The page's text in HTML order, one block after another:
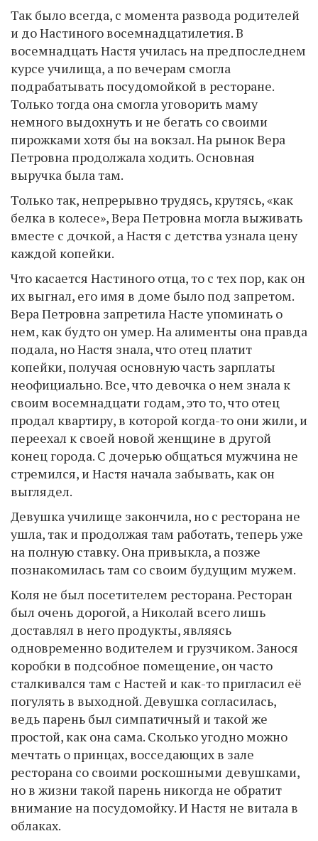
Так было всегда, с момента развода родителей
и до Настиного восемнадцатилетия. В
восемнадцать Настя училась на предпоследнем
курсе училища, а по вечерам смогла
подрабатывать посудомойкой в ресторане.
Только тогда она смогла уговорить маму
немного выдохнуть и не бегать со своими
пирожками хотя бы на вокзал. На рынок Вера
Петровна продолжала ходить. Основная
выручка была там.
Только так, непрерывно трудясь, крутясь, «как
белка в колесе», Вера Петровна могла выживать
вместе с дочкой, а Настя с детства узнала цену
каждой копейки.
Что касается Настиного отца, то с тех пор, как он
их выгнал, его имя в доме было под запретом.
Вера Петровна запретила Насте упоминать о
нем, как будто он умер. На алименты она правда
подала, но Настя знала, что отец платит
копейки, получая основную часть зарплаты
неофициально. Все, что девочка о нем знала к
своим восемнадцати годам, это то, что отец
продал квартиру, в которой когда-то они жили, и
переехал к своей новой женщине в другой
конец города. С дочерью общаться мужчина не
стремился, и Настя начала забывать, как он
выглядел.
Девушка училище закончила, но с ресторана не
ушла, так и продолжая там работать, теперь уже
на полную ставку. Она привыкла, а позже
познакомилась там со своим будущим мужем.
Коля не был посетителем ресторана. Ресторан
был очень дорогой, а Николай всего лишь
доставлял в него продукты, являясь
одновременно водителем и грузчиком. Занося
коробки в подсобное помещение, он часто
сталкивался там с Настей и как-то пригласил её
погулять в выходной. Девушка согласилась,
ведь парень был симпатичный и такой же
простой, как она сама. Сколько угодно можно
мечтать о принцах, восседающих в зале
ресторана со своими роскошными девушками,
но в жизни такой парень никогда не обратит
внимание на посудомойку. И Настя не витала в
облаках.